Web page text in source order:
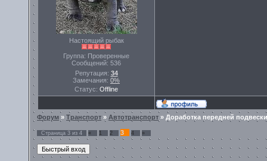
Настоящий рыбак
Группа: Проверенные
Сообщений: 536
Репутация: 34
Замечания: 0%
Статус: Offline
Форум » Транспорт » Автотранспорт » Доработка передней
Страница 3 из 4 « 1 2 3 4 »